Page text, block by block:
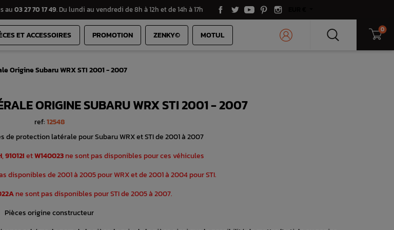
au 03 27 70 17 49. Du lundi au vendredi de 8h à 12h et de 14h à 17h
ET ACCESSOIRES PROMOTION ZENKY© MOTUL 0
Origine Subaru WRX STI 2001 - 2007
ORIGINE SUBARU WRX STI 2001 - 2007
ref:12548
de protection latérale pour Subaru WRX et STI de 2001 à 2007
,91012IetW140023ne sont pas disponibles pour ces véhicules
disponibles de 2001 à 2005 pour WRX et de 2001 à 2004 pour STI.
ne sont pas disponibles pour STI de 2005 à 2007.
Pièces origine constructeur